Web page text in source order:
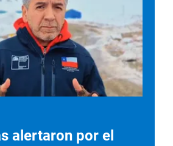
alertaron por el